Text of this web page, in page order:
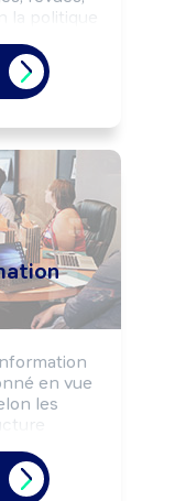
la politique
et
de
en vue
les
de